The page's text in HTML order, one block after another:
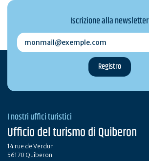
Iscrizione alla newsletter
monmail@exemple.com
I nostri uffici turistici
Ufficio del turismo di Quiberon
14 rue de Verdun
56170 Quiberon